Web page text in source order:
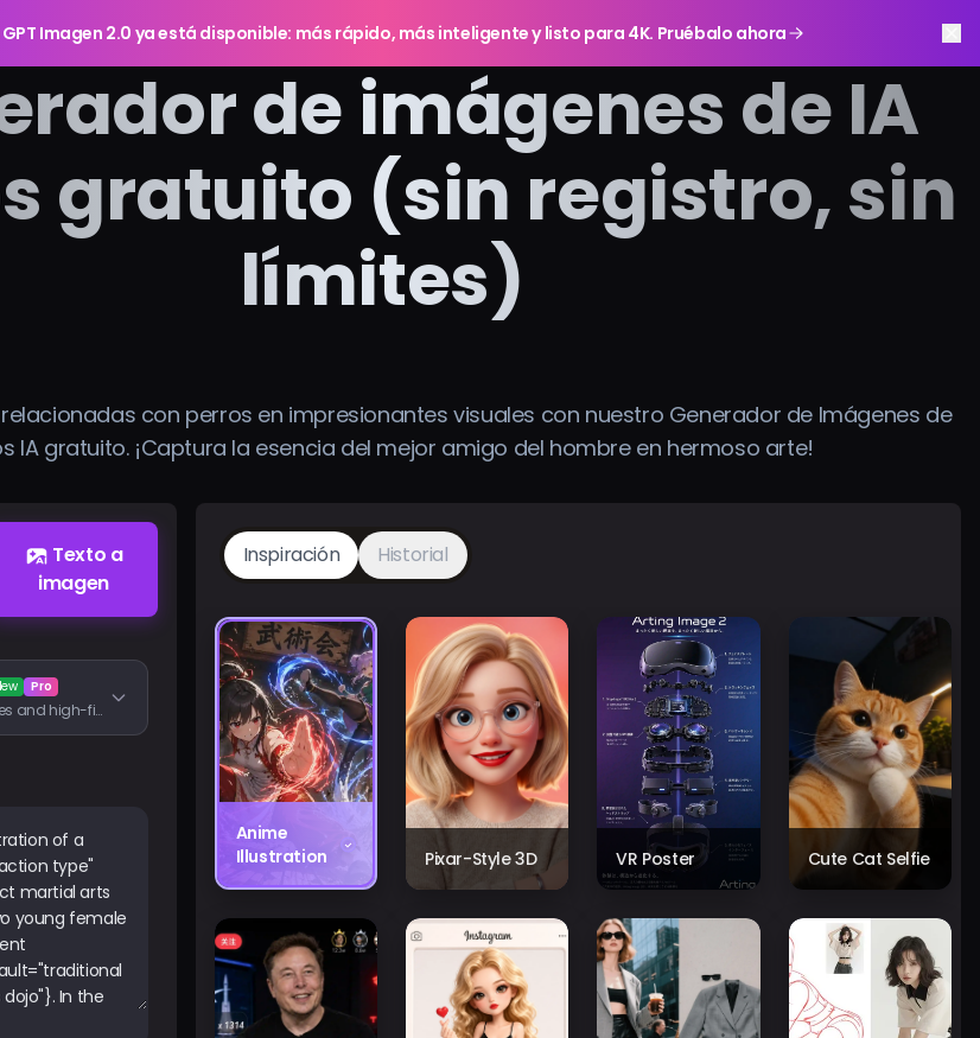
GPT Imagen 2.0 ya está disponible: más rápido, más inteligente y listo para 4K. Pruébalo ahora
de imágenes de IA
gratuito (sin registro, sin
límites)
con perros en impresionantes visuales con nuestro Generador de Imágenes de
IA gratuito. ¡Captura la esencia del mejor amigo del hombre en hermoso arte!
Texto a
imagen
Pro
Flexible image sizes and high-fidelity image inputs
Inspiración Historial
Anime
Illustration
Pixar-Style 3D VR Poster Cute Cat Selfie